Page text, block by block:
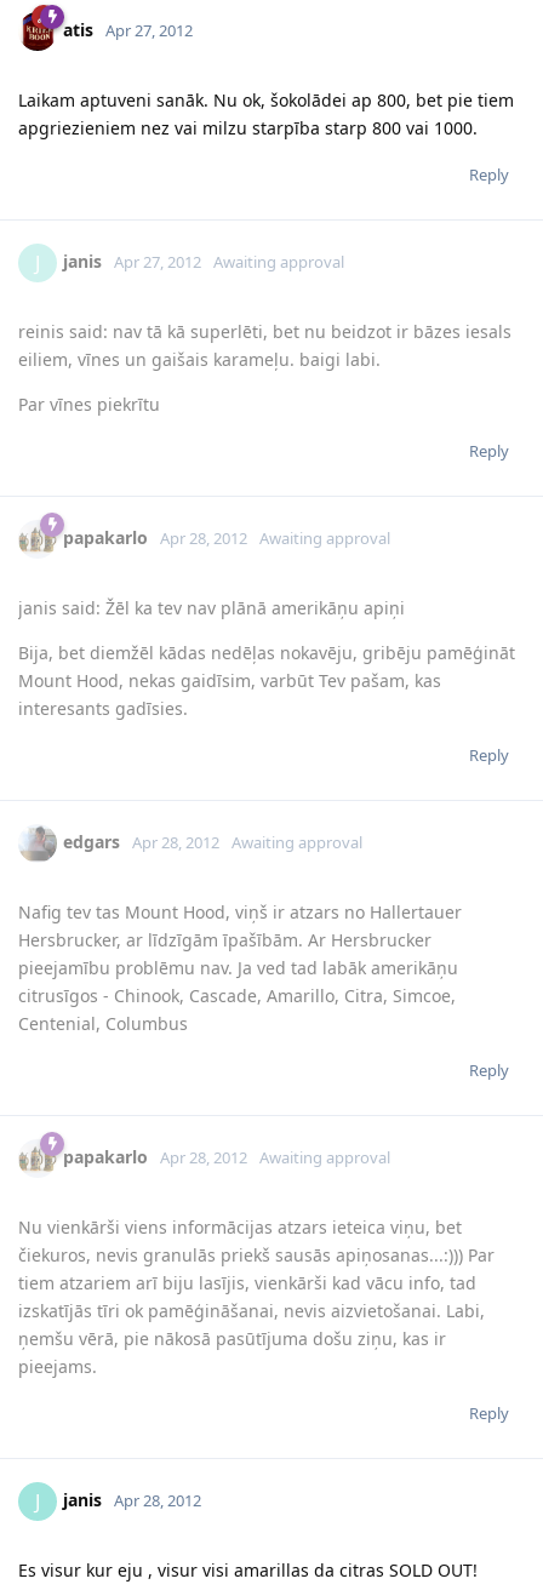
atis Apr 27, 2012
Laikam aptuveni sanāk. Nu ok, šokolādei ap 800, bet pie tiem
apgriezieniem nez vai milzu starpība starp 800 vai 1000.
Reply
J janis Apr 27, 2012 Awaiting approval
reinis said: nav tā kā superlēti, bet nu beidzot ir bāzes iesals
eiliem, vīnes un gaišais karameļu. baigi labi.
Par vīnes piekrītu
Reply
papakarlo Apr 28, 2012 Awaiting approval
janis said: Žēl ka tev nav plānā amerikāņu apiņi
Bija, bet diemžēl kādas nedēļas nokavēju, gribēju pamēģināt
Mount Hood, nekas gaidīsim, varbūt Tev pašam, kas
interesants gadīsies.
Reply
edgars Apr 28, 2012 Awaiting approval
Nafig tev tas Mount Hood, viņš ir atzars no Hallertauer
Hersbrucker, ar līdzīgām īpašībām. Ar Hersbrucker
pieejamību problēmu nav. Ja ved tad labāk amerikāņu
citrusīgos - Chinook, Cascade, Amarillo, Citra, Simcoe,
Centenial, Columbus
Reply
papakarlo Apr 28, 2012 Awaiting approval
Nu vienkārši viens informācijas atzars ieteica viņu, bet
čiekuros, nevis granulās priekš sausās apiņosanas...:))) Par
tiem atzariem arī biju lasījis, vienkārši kad vācu info, tad
izskatījās tīri ok pamēģināšanai, nevis aizvietošanai. Labi,
ņemšu vērā, pie nākosā pasūtījuma došu ziņu, kas ir
pieejams.
Reply
J janis Apr 28, 2012
Es visur kur eju , visur visi amarillas da citras SOLD OUT!